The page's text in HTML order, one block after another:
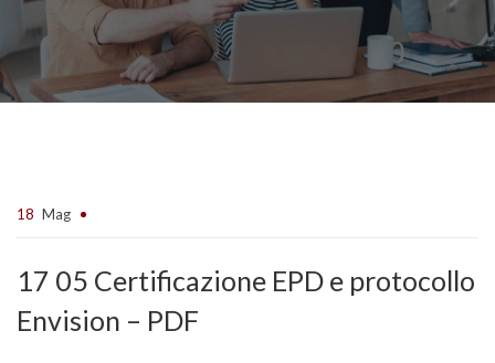
18 Mag
17 05 Certificazione EPD e protocollo
Envision – PDF